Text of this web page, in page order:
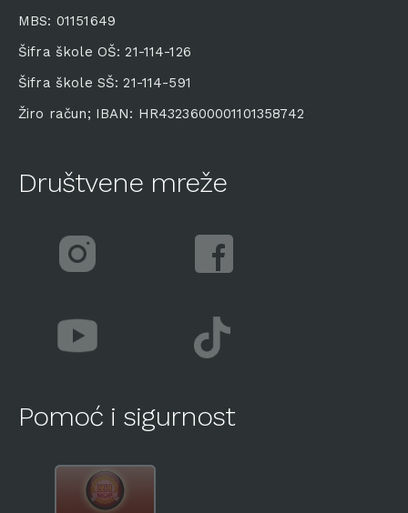
MBS: 01151649
Šifra škole OŠ: 21-114-126
Šifra škole SŠ: 21-114-591
Žiro račun; IBAN: HR4323600001101358742
Društvene mreže
Pomoć i sigurnost